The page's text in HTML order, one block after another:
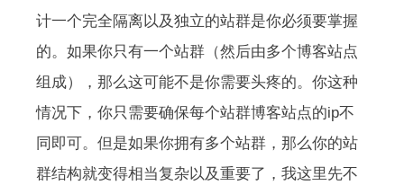
计一个完全隔离以及独立的站群是你必须要掌握
的。如果你只有一个站群（然后由多个博客站点
组成），那么这可能不是你需要头疼的。你这种
情况下，你只需要确保每个站群博客站点的ip不
同即可。但是如果你拥有多个站群，那么你的站
群结构就变得相当复杂以及重要了，我这里先不